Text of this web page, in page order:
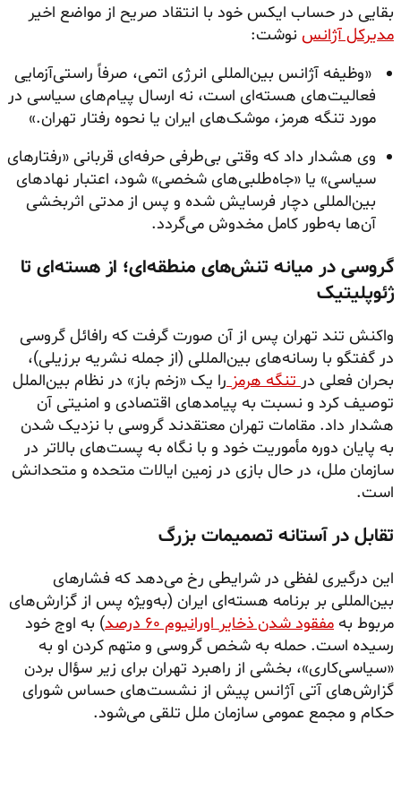
بقایی در حساب ایکس خود با انتقاد صریح از مواضع اخیر
مدیرکل آژانس نوشت:
«وظیفه آژانس بین‌المللی انرژی اتمی، صرفاً راستی‌آزمایی
فعالیت‌های هسته‌ای است، نه ارسال پیام‌های سیاسی در
مورد تنگه هرمز، موشک‌های ایران یا نحوه رفتار تهران.»
وی هشدار داد که وقتی بی‌طرفی حرفه‌ای قربانی «رفتارهای
سیاسی» یا «جاه‌طلبی‌های شخصی» شود، اعتبار نهادهای
بین‌المللی دچار فرسایش شده و پس از مدتی اثربخشی
آن‌ها به‌طور کامل مخدوش می‌گردد.
گروسی در میانه تنش‌های منطقه‌ای؛ از هسته‌ای تا
ژئوپلیتیک
واکنش تند تهران پس از آن صورت گرفت که رافائل گروسی
در گفتگو با رسانه‌های بین‌المللی (از جمله نشریه برزیلی)،
بحران فعلی درتنگه هرمزرا یک «زخم باز» در نظام بین‌الملل
توصیف کرد و نسبت به پیامدهای اقتصادی و امنیتی آن
هشدار داد. مقامات تهران معتقدند گروسی با نزدیک شدن
به پایان دوره مأموریت خود و با نگاه به پست‌های بالاتر در
سازمان ملل، در حال بازی در زمین ایالات متحده و متحدانش
است.
تقابل در آستانه تصمیمات بزرگ
این درگیری لفظی در شرایطی رخ می‌دهد که فشارهای
بین‌المللی بر برنامه هسته‌ای ایران (به‌ویژه پس از گزارش‌های
مربوط به مفقود شدن ذخایر اورانیوم ۶۰ درصد
) به اوج خود
رسیده است. حمله به شخص گروسی و متهم کردن او به
«سیاسی‌کاری»، بخشی از راهبرد تهران برای زیر سؤال بردن
گزارش‌های آتی آژانس پیش از نشست‌های حساس شورای
حکام و مجمع عمومی سازمان ملل تلقی می‌شود.